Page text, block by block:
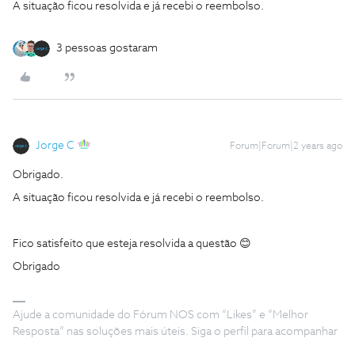
A situação ficou resolvida e já recebi o reembolso.
3 pessoas gostaram
Jorge C Forum|Forum|2 years ago
Obrigado.
A situação ficou resolvida e já recebi o reembolso.
Fico satisfeito que esteja resolvida a questão 😊
Obrigado
Ajude a comunidade do Fórum NOS com “Likes” e “Melhor
Resposta” nas soluções mais úteis. Siga o perfil para acompanhar